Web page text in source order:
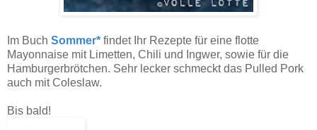
Im Buch Sommer* findet Ihr Rezepte für eine flotte
Mayonnaise mit Limetten, Chili und Ingwer, sowie für die
Hamburgerbrötchen. Sehr lecker schmeckt das Pulled Pork
auch mit Coleslaw.
Bis bald!